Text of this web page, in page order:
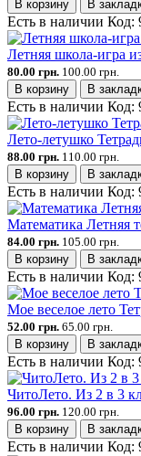
В корзину В
Есть в наличии Код:
Летняя школа-игра
80.00 грн. 100.00 грн.
В корзину
В
Есть в наличии Код:
Лето-летушко
88.00 грн. 110.00 грн.
В корзину
В
Есть в наличии Код:
Математика Летняя
84.00 грн. 105.00 грн.
В корзину
В
Есть в наличии Код:
Мое веселое лето
52.00 грн. 65.00 грн.
В корзину
В
Есть в наличии Код:
ЧитоЛето. Из 2 в 3
96.00 грн. 120.00 грн.
В корзину
В
Есть в наличии Код: